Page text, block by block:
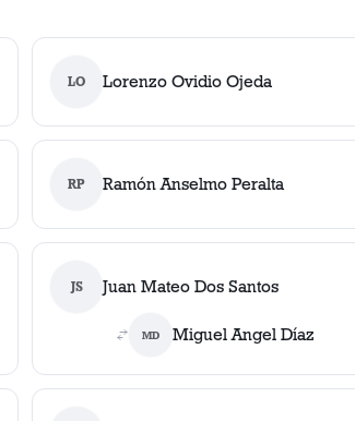
LO Lorenzo Ovidio Ojeda
RP Ramón Anselmo Peralta
JS Juan Mateo Dos Santos
MD Miguel Angel Díaz